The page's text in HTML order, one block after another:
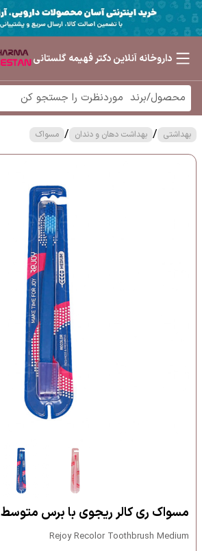
داروخانه آنلاین دکتر فهیمه گلستانی
بهداشتی / بهداشت دهان و دندان / مسواک
مسواک ری کالر ریجوی با برس متوسط
Rejoy Recolor Toothbrush Medium